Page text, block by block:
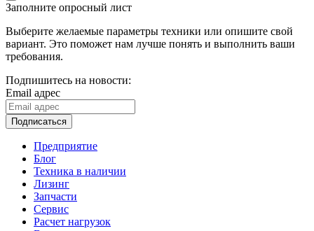
Заполните опросный лист
Выберите желаемые параметры техники или опишите свой
вариант. Это поможет нам лучше понять и выполнить ваши
требования.
Подпишитесь на новости:
Email адрес
Подписаться
Предприятие
Блог
Техника в наличии
Лизинг
Запчасти
Сервис
Расчет нагрузок